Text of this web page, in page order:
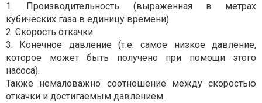
1. Производительность (выраженная в метрах
кубических газа в единицу времени)
2. Скорость откачки
3. Конечное давление (т.е. самое низкое давление,
которое может быть получено при помощи этого
насоса).
Также немаловажно соотношение между скоростью
откачки и достигаемым давлением.